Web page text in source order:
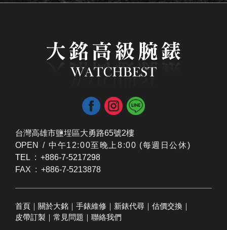
台灣高雄市鹽埕區大勇路65號2樓
OPEN / ​中午12:00至晚上8:00 (每週日公休)
TEL : +886-7-5217298
FAX : +886-7-5213878
首頁 ｜ 關於大銘 ｜ 手錶維修 ｜ 新錶代尋 ｜ 估價交換 ｜
皮帶訂製 ｜ 常見問題 ｜ 聯絡我們